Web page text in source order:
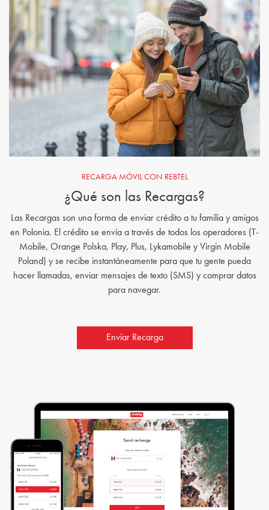
RECARGA MÓVIL CON REBTEL
¿Qué son las Recargas?
Las Recargas son una forma de enviar crédito a tu familia y amigos
en Polonia. El crédito se envía a través de todos los operadores (T-
Mobile, Orange Polska, Play, Plus, Lykamobile y Virgin Mobile
Poland) y se recibe instantáneamente para que tu gente pueda
hacer llamadas, enviar mensajes de texto (SMS) y comprar datos
para navegar.
Enviar Recarga